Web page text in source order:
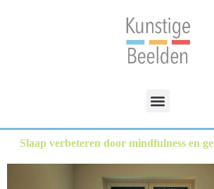
Slaap verbeteren door mindfulness en